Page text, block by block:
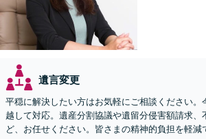
遺言変更
平穏に解決したい方はお気軽にご相談ください。
越して対応。遺産分割協議や遺留分侵害額請求、
ど、お任せください。皆さまの精神的負担を軽減